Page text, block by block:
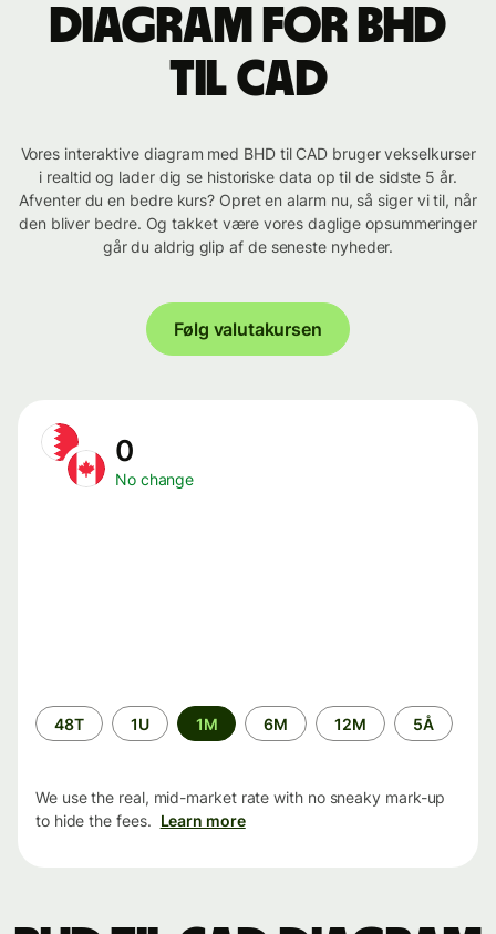
Diagram for BHD
til CAD
Vores interaktive diagram med BHD til CAD bruger vekselkurser
i realtid og lader dig se historiske data op til de sidste 5 år.
Afventer du en bedre kurs? Opret en alarm nu, så siger vi til, når
den bliver bedre. Og takket være vores daglige opsummeringer
går du aldrig glip af de seneste nyheder.
Følg valutakursen
0
No change
Time
period
48T 1U 1M 6M 12M 5Å
We use the real, mid-market rate with no sneaky mark-up
to hide the fees. Learn more